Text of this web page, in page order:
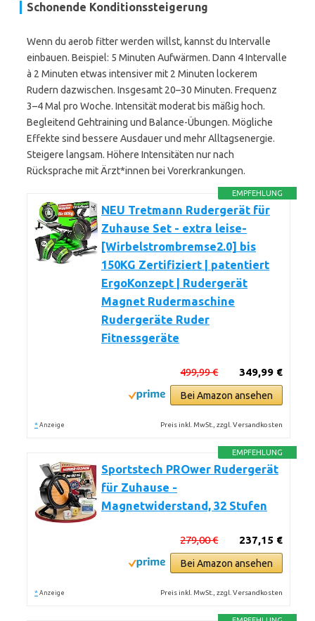
Schonende Konditionssteigerung
Wenn du aerob fitter werden willst, kannst du Intervalle
einbauen. Beispiel: 5 Minuten Aufwärmen. Dann 4 Intervalle
à 2 Minuten etwas intensiver mit 2 Minuten lockerem
Rudern dazwischen. Insgesamt 20–30 Minuten. Frequenz
3–4 Mal pro Woche. Intensität moderat bis mäßig hoch.
Begleitend Gehtraining und Balance-Übungen. Mögliche
Effekte sind bessere Ausdauer und mehr Alltagsenergie.
Steigere langsam. Höhere Intensitäten nur nach
Rücksprache mit Ärzt*innen bei Vorerkrankungen.
EMPFEHLUNG
NEU Tretmann Rudergerät für
Zuhause Set - extra leise-
[Wirbelstrombremse2.0] bis
150KG Zertifiziert | patentiert
ErgoKonzept | Rudergerät
Magnet Rudermaschine
Rudergeräte Ruder
Fitnessgeräte
349,99 €
499,99 €
Bei Amazon ansehen
* Anzeige Preis inkl. MwSt., zzgl. Versandkosten
EMPFEHLUNG
Sportstech PROwer Rudergerät
für Zuhause -
Magnetwiderstand, 32 Stufen
237,15 €
279,00 €
Bei Amazon ansehen
* Anzeige Preis inkl. MwSt., zzgl. Versandkosten